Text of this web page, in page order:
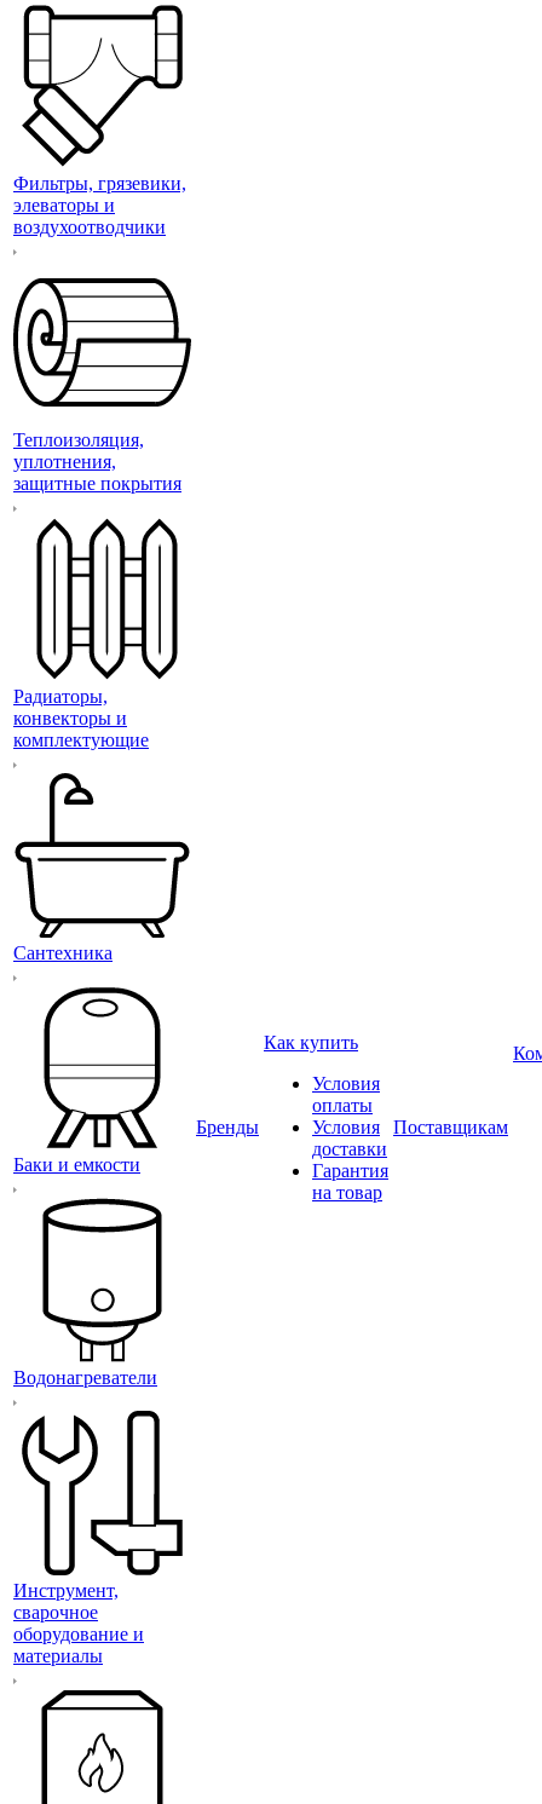
Фильтры, грязевики,
элеваторы и
воздухоотводчики
Теплоизоляция,
уплотнения,
защитные покрытия
Радиаторы,
конвекторы и
комплектующие
Сантехника
Баки и емкости
Водонагреватели
Инструмент,
сварочное
оборудование и
материалы
Бренды
Как купить
Условия
оплаты
Условия
доставки
Гарантия
на товар
Поставщикам